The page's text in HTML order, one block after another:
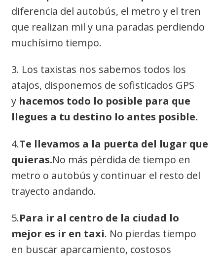
diferencia del autobús, el metro y el tren
que realizan mil y una paradas perdiendo
muchísimo tiempo.
3. Los taxistas nos sabemos todos los
atajos, disponemos de sofisticados GPS
y hacemos todo lo posible para que
llegues a tu destino lo antes posible.
4.Te llevamos a la puerta del lugar que
quieras.No más pérdida de tiempo en
metro o autobús y continuar el resto del
trayecto andando.
5.Para ir al centro de la ciudad lo
mejor es ir en taxi. No pierdas tiempo
en buscar aparcamiento, costosos